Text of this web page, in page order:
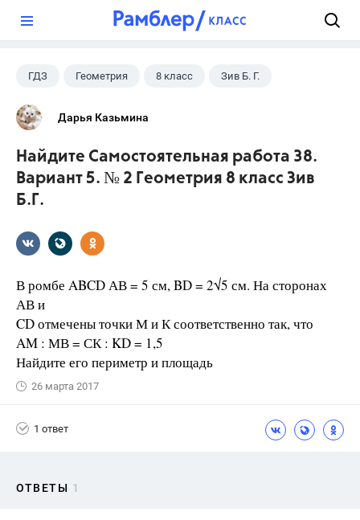
ГДЗ Геометрия 8 класс Зив Б. Г.
Дарья Казьмина
Найдите Самостоятельная работа 38.
Вариант 5. № 2 Геометрия 8 класс Зив
Б.Г.
В ромбе ABCD АВ = 5 см, BD = 2√5 см. На сторонах
АВ и
CD отмечены точки М и К соответственно так, что
AM : МВ = СК : KD = 1,5
Найдите его периметр и площадь
26 марта 2017
1 ответ
ОТВЕТЫ 1